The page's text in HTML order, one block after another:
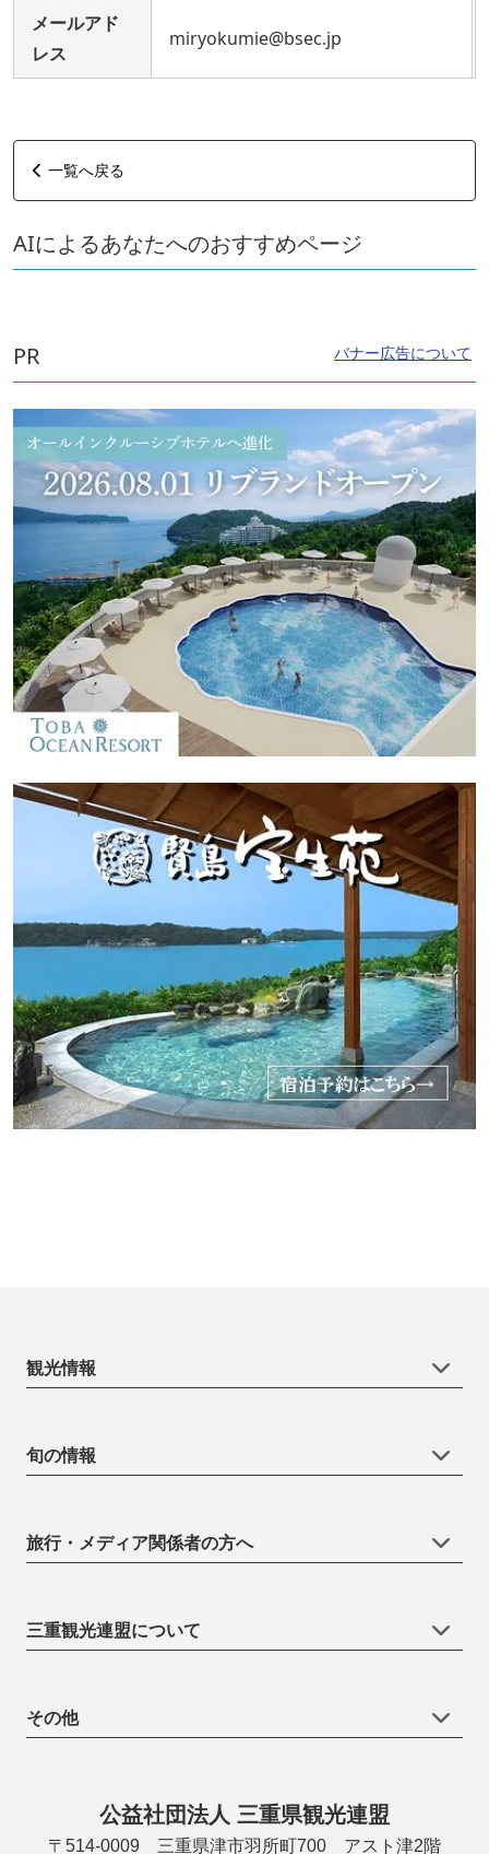
メールアド
レス
miryokumie@bsec.jp
一覧へ戻る
AIによるあなたへのおすすめページ
PR バナー広告について
観光情報
旬の情報
旅行・メディア関係者の方へ
三重観光連盟について
その他
公益社団法人 三重県観光連盟
〒514-0009 三重県津市羽所町700 アスト津2階